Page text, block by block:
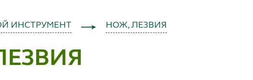
ИНСТРУМЕНТ НОЖ, ЛЕЗВИЯ